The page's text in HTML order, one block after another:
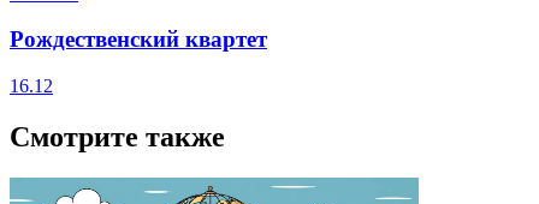
Рождественский квартет
16.12
Смотрите также